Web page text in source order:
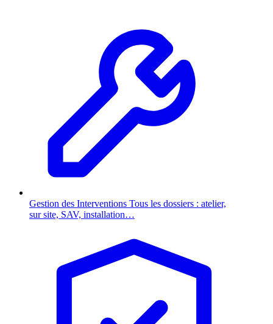
Gestion des Interventions Tous les dossiers : atelier,
sur site, SAV, installation…